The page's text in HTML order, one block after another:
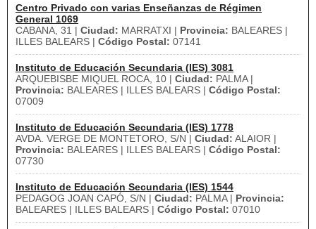
Centro Privado con varias Enseñanzas de Régimen
General 1069
CABANA, 31 | Ciudad: MARRATXI | Provincia: BALEARES |
ILLES BALEARS | Código Postal: 07141
Instituto de Educación Secundaria (IES) 3081
ARQUEBISBE MIQUEL ROCA, 10 | Ciudad: PALMA |
Provincia: BALEARES | ILLES BALEARS | Código Postal:
07009
Instituto de Educación Secundaria (IES) 1778
AVDA. VERGE DE MONTETORO, S/N | Ciudad: ALAIOR |
Provincia: BALEARES | ILLES BALEARS | Código Postal:
07730
Instituto de Educación Secundaria (IES) 1544
PEDAGOG JOAN CAPÓ, S/N | Ciudad: PALMA | Provincia:
BALEARES | ILLES BALEARS | Código Postal: 07010